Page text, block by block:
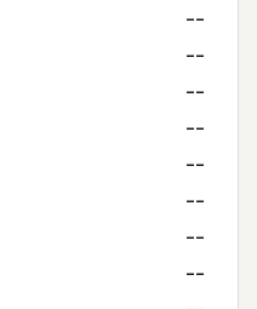
--
--
--
--
--
--
--
--